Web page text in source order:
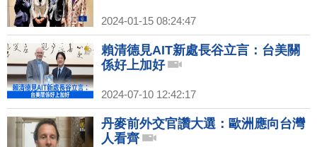
2024-01-15 08:24:47
賴清德見AIT新處長谷立言：台美關
係好上加好
2024-07-10 12:42:17
丹麥前外交官讚大選：歐洲應向台灣
人看齊